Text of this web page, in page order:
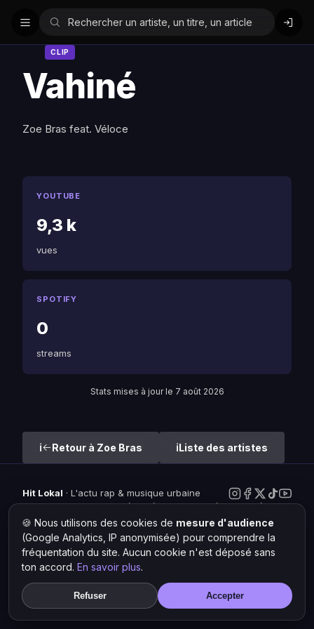
CLIP
Vahiné
Zoe Bras feat. Véloce
YOUTUBE
9,3 k
vues
SPOTIFY
0
streams
Stats mises à jour le 7 août 2026
Retour à Zoe Bras Liste des artistes
Hit Lokal · L'actu rap & musique urbaine
© 2026 — Tous droits réservés ·Mentions légales·Gérer les
cookies
🍪 Nous utilisons des cookies de mesure d'audience
(Google Analytics, IP anonymisée) pour comprendre la
fréquentation du site. Aucun cookie n'est déposé sans
ton accord. En savoir plus.
Refuser Accepter